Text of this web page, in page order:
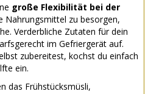
große Flexibilität bei der
Nahrungsmittel zu besorgen,
Verderbliche Zutaten für dein
im Gefriergerät auf.
zubereitest, kochst du einfach
ein.
das Frühstücksmüsli,